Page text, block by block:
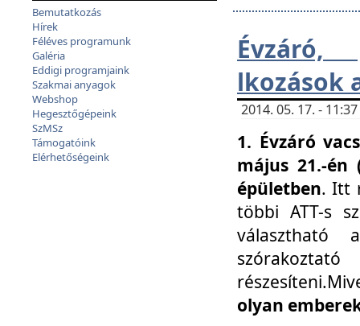
Bemutatkozás
Hírek
Féléves programunk
Galéria
Eddigi programjaink
Szakmai anyagok
Webshop
Hegesztőgépeink
SzMSz
Támogatóink
Elérhetőségeink
Évzáró,
lkozások
2014. 05. 17. -
1. Évzáró
május 21.-én
épületben. Itt
többi ATT-s
választható
olyan